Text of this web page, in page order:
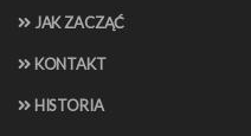
JAK ZACZĄĆ
KONTAKT
HISTORIA